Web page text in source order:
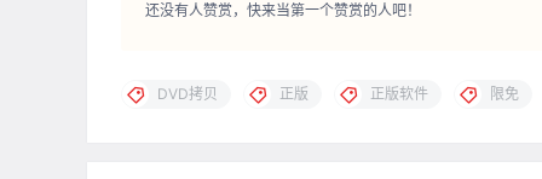
还没有人赞赏，快来当第一个赞赏的人吧！
DVD拷贝 正版 正版软件 限免